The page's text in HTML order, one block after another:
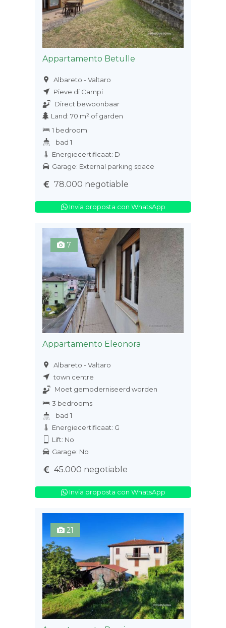
Appartamento Betulle
Albareto - Valtaro
Pieve di Campi
Direct bewoonbaar
Land: 70 m² of garden
1 bedroom
bad 1
Energiecertificaat: D
Garage: External parking space
78.000 negotiable
Invia proposta con WhatsApp
7
Appartamento Eleonora
Albareto - Valtaro
town centre
Moet gemoderniseerd worden
3 bedrooms
bad 1
Energiecertificaat: G
Lift: No
Garage: No
45.000 negotiable
Invia proposta con WhatsApp
21